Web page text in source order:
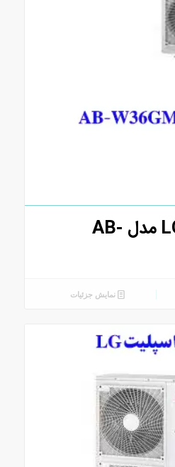
داکت اسپلیت LG مدل AB-
نمایش جزئیات